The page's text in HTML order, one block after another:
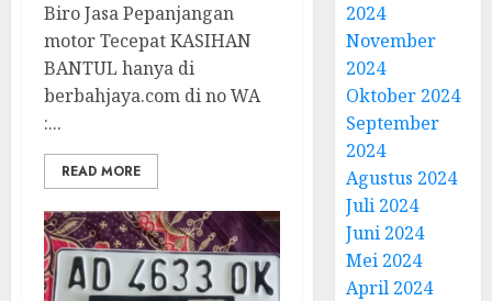
Biro Jasa Pepanjangan
motor Tecepat KASIHAN
BANTUL hanya di
berbahjaya.com di no WA
:...
READ MORE
2024
November
2024
Oktober 2024
September
2024
Agustus 2024
Juli 2024
Juni 2024
Mei 2024
April 2024